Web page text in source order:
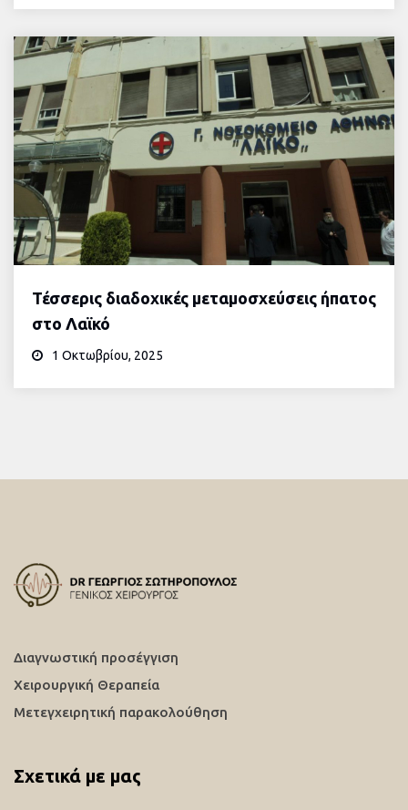
Τέσσερις διαδοχικές μεταμοσχεύσεις ήπατος
στο Λαϊκό
1 Οκτωβρίου, 2025
Διαγνωστική προσέγγιση
Χειρουργική Θεραπεία
Μετεγχειρητική παρακολούθηση
Σχετικά με μας